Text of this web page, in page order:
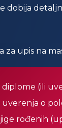
dobija
upis na
(ili
o
rođenih